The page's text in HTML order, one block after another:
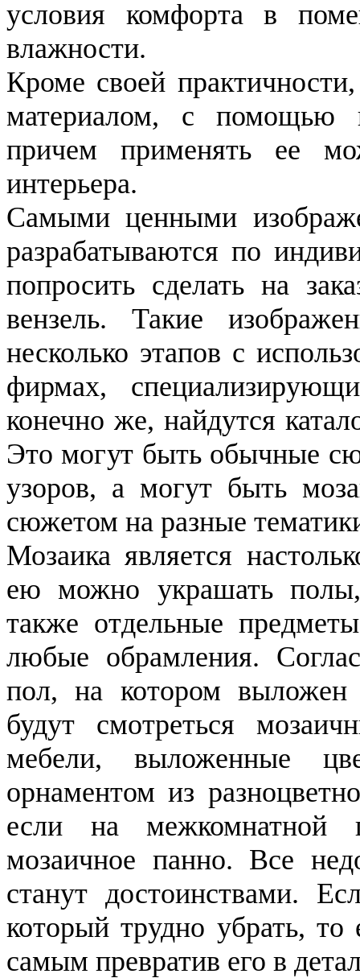
условия комфорта в
влажности.
Кроме своей
материалом, с помощью
причем применять ее
интерьера.
Самыми ценными
разрабатываются по
попросить сделать на
вензель. Такие
несколько этапов с
фирмах,
конечно же, найдутся
Это могут быть обычные
узоров, а могут быть
сюжетом на разные
Мозаика является
ею можно украшать
также отдельные
любые обрамления.
пол, на котором
будут смотреться
мебели, выложенные
орнаментом из
если на межкомнатной
мозаичное панно. Все
станут достоинствами.
который трудно убрать,
самым превратив его в